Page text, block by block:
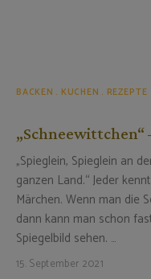
BACKEN KUCHEN REZEPTE
„Spieglein, Spieglein an
ganzen Land.“ Jeder
Märchen. Wenn man die
dann kann man schon
Spiegelbild sehen. …
15. September 2021